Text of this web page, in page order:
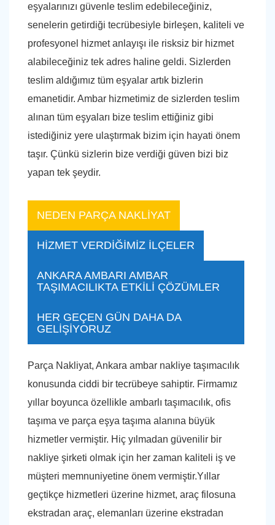
eşyalarınızı güvenle teslim edebileceğiniz,
senelerin getirdiği tecrübesiyle birleşen, kaliteli ve
profesyonel hizmet anlayışı ile risksiz bir hizmet
alabileceğiniz tek adres haline geldi. Sizlerden
teslim aldığımız tüm eşyalar artık bizlerin
emanetidir. Ambar hizmetimiz de sizlerden teslim
alınan tüm eşyaları bize teslim ettiğiniz gibi
istediğiniz yere ulaştırmak bizim için hayati önem
taşır. Çünkü sizlerin bize verdiği güven bizi biz
yapan tek şeydir.
NEDEN PARÇA NAKLİYAT
HİZMET VERDİĞİMİZ İLÇELER
ANKARA AMBARI AMBAR
TAŞIMACILIKTA ETKİLİ ÇÖZÜMLER
HER GEÇEN GÜN DAHA DA
GELİŞİYORUZ
Parça Nakliyat, Ankara ambar nakliye taşımacılık
konusunda ciddi bir tecrübeye sahiptir. Firmamız
yıllar boyunca özellikle ambarlı taşımacılık, ofis
taşıma ve parça eşya taşıma alanına büyük
hizmetler vermiştir. Hiç yılmadan güvenilir bir
nakliye şirketi olmak için her zaman kaliteli iş ve
müşteri memnuniyetine önem vermiştir.Yıllar
geçtikçe hizmetleri üzerine hizmet, araç filosuna
ekstradan araç, elemanları üzerine ekstradan